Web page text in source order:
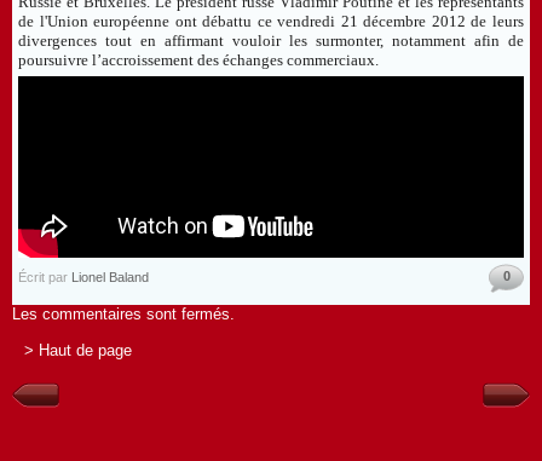
de l'Union européenne ont débattu ce vendredi 21 décembre 2012 de leurs
divergences tout en affirmant vouloir les surmonter, notamment afin de
poursuivre l’accroissement des échanges commerciaux.
Écrit par Lionel Baland 0
Les commentaires sont fermés.
> Haut de page